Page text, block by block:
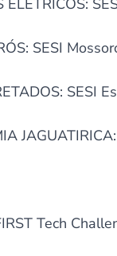
ELÉTRICOS:
SESI
SESI
Tech